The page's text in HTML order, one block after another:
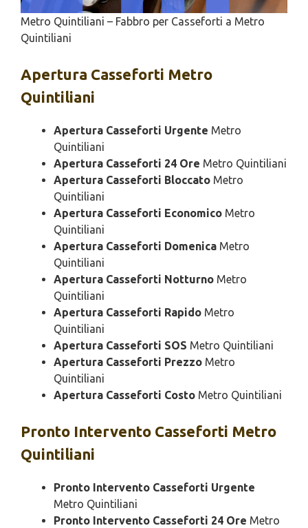
Metro Quintiliani – Fabbro per Casseforti a Metro
Quintiliani
Apertura Casseforti Metro
Quintiliani
Apertura Casseforti Urgente Metro
Quintiliani
Apertura Casseforti 24 Ore Metro Quintiliani
Apertura Casseforti Bloccato Metro
Quintiliani
Apertura Casseforti Economico Metro
Quintiliani
Apertura Casseforti Domenica Metro
Quintiliani
Apertura Casseforti Notturno Metro
Quintiliani
Apertura Casseforti Rapido Metro
Quintiliani
Apertura Casseforti SOS Metro Quintiliani
Apertura Casseforti Prezzo Metro
Quintiliani
Apertura Casseforti Costo Metro Quintiliani
Pronto Intervento Casseforti Metro
Quintiliani
Pronto Intervento Casseforti Urgente
Metro Quintiliani
Pronto Intervento Casseforti 24 Ore Metro